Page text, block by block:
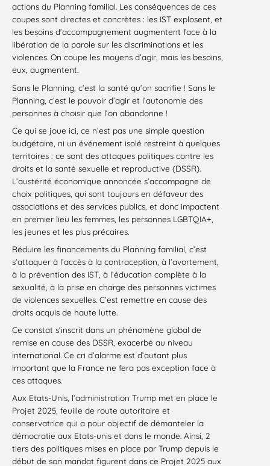
actions du Planning familial. Les conséquences de ces
coupes sont directes et concrètes : les IST explosent, et
les besoins d’accompagnement augmentent face à la
libération de la parole sur les discriminations et les
violences. On coupe les moyens d’agir, mais les besoins,
eux, augmentent.
Sans le Planning, c’est la santé qu’on sacrifie ! Sans le
Planning, c’est le pouvoir d’agir et l’autonomie des
personnes à choisir que l’on abandonne !
Ce qui se joue ici, ce n’est pas une simple question
budgétaire, ni un événement isolé restreint à quelques
territoires : ce sont des attaques politiques contre les
droits et la santé sexuelle et reproductive (DSSR).
L’austérité économique annoncée s’accompagne de
choix politiques, qui sont toujours en défaveur des
associations et des services publics, et donc impactent
en premier lieu les femmes, les personnes LGBTQIA+,
les jeunes et les plus précaires.
Réduire les financements du Planning familial, c’est
s’attaquer à l’accès à la contraception, à l’avortement,
à la prévention des IST, à l’éducation complète à la
sexualité, à la prise en charge des personnes victimes
de violences sexuelles. C’est remettre en cause des
droits acquis de haute lutte.
Ce constat s’inscrit dans un phénomène global de
remise en cause des DSSR, exacerbé au niveau
international. Ce cri d’alarme est d’autant plus
important que la France ne fera pas exception face à
ces attaques.
Aux Etats-Unis, l’administration Trump met en place le
Projet 2025, feuille de route autoritaire et
conservatrice qui a pour objectif de démanteler la
démocratie aux Etats-unis et dans le monde. Ainsi, 2
tiers des politiques mises en place par Trump depuis le
début de son mandat figurent dans ce Projet 2025 aux